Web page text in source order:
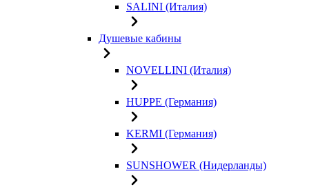
SALINI (Италия)
Душевые кабины
NOVELLINI (Италия)
HUPPE (Германия)
KERMI (Германия)
SUNSHOWER (Нидерланды)